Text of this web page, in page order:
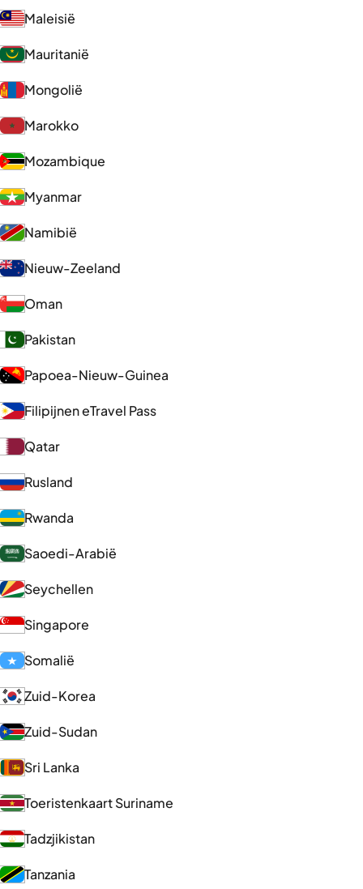
Maleisië
Mauritanië
Mongolië
Marokko
Mozambique
Myanmar
Namibië
Nieuw-Zeeland
Oman
Pakistan
Papoea-Nieuw-Guinea
Filipijnen eTravel Pass
Qatar
Rusland
Rwanda
Saoedi-Arabië
Seychellen
Singapore
Somalië
Zuid-Korea
Zuid-Sudan
Sri Lanka
Toeristenkaart Suriname
Tadzjikistan
Tanzania